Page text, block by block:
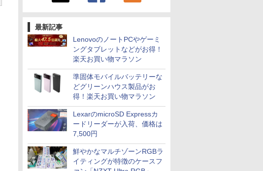
最新記事
LenovoのノートPCやゲーミ
ングタブレットなどがお得！
楽天お買い物マラソン
準固体モバイルバッテリーな
どグリーンハウス製品がお
得！楽天お買い物マラソン
LexarのmicroSD Expressカ
ードリーダーが入荷、価格は
7,500円
鮮やかなマルチゾーンRGBラ
イティングが特徴のケースフ